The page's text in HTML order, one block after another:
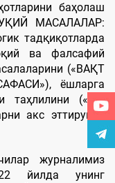
баҳолаш
МАСАЛАЛАР:
тадқиқотларда
ва фалсафий
(«ВАҚТ
ёшларга
таҳлилини («ЁШ
акс эттирувчи
журналимиз
йилда унинг